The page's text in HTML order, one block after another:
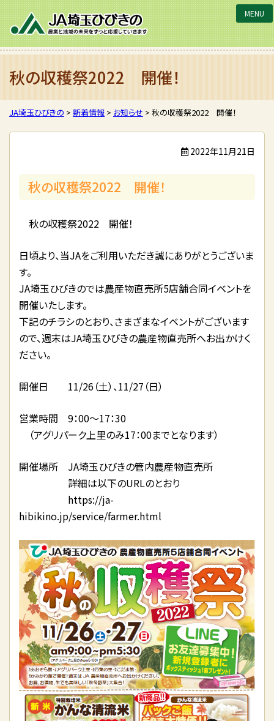
JA埼玉ひびきの
秋の収穫祭2022 開催！
JA埼玉ひびきの > 新着情報 > お知らせ > 秋の収穫祭2022 開催！
2022年11月21日
秋の収穫祭2022 開催！
秋の収穫祭2022 開催！
日頃より、当JAをご利用いただき誠にありがとうございま
す。
JA埼玉ひびきのでは農産物直売所5店舗合同イベントを
開催いたします。
下記のチラシのとおり、さまざまなイベントがございます
ので、週末はJA埼玉ひびきの農産物直売所へお出かけく
ださい。
開催日 11/26（土）、11/27（日）
営業時間 9：00～17：30
（アグリパーク上里のみ17：00までとなります）
開催場所 JA埼玉ひびきの管内農産物直売所
詳細は以下のURLのとおり
https://ja-
hibikino.jp/service/farmer.html